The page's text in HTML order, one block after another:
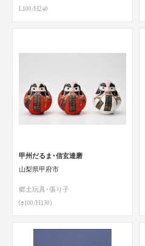
L100/H240
甲州だるま･信玄達磨
山梨県甲府市
郷土玩具･張り子
(φ100/H130)